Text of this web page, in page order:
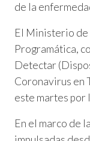
de la
El Ministerio de
Programática,
Detectar
Coronavirus en
este martes por
En el marco de